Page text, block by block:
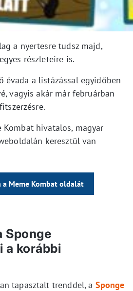
a nyertesre tudsz majd,
részleteire is.
évada a listázással egyidőben
vagyis akár már februárban
Kombat hivatalos, magyar
keresztül van
a Meme Kombat oldalát
Sponge
a korábbi
tapasztalt trenddel, a Sponge